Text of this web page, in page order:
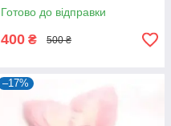
Готово до відправки
400 ₴ 500 ₴
–17%